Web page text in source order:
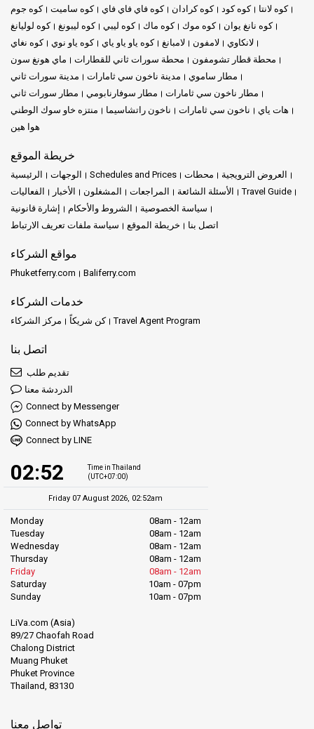
كوه جوم
كوه ساميت كوه فاي فاي فاي كوه كرادان كوه كود
كوه لانتا
كوه لوليانغ
كوه ليبونغ كوه ليبي كوه ماك كوه موك
كوه نانغ يوان
كوه نغاي
كوه ياو نوي كوه ياو ياو ياي لامبانغ لامفون
لانكاوي
ماي هونغ سون
محطة سورات ثاني للقطارات
محطة قطار تشومفون
مدينة سورات ثاني
مدينة ناخون سي ثامارات
مطار ساموي
مطار سورات ثاني
مطار سوفارنابومي
مطار ناخون سي ثامارات
منتزه خاو سوك الوطني
ناخون راتشاسيما ناخون سي ثامارات
هات ياي
هوا هين
خريطة الموقع
الرئيسية الوجهات Schedules and Prices محطات
العروض الترويجية
الفعاليات
الأخبار المشغلون المراجعات الأسئلة الشائعة
Travel Guide
إشارة قانونية
الشروط والأحكام
سياسة الخصوصية
سياسة ملفات تعريف الارتباط
خريطة الموقع اتصل بنا
مواقع الشركاء
Phuketferry.com Baliferry.com
خدمات الشركاء
مركز الشركاء كن شريكاً Travel Agent Program
اتصل بنا
تقديم طلب
الدردشة معنا
Connect by Messenger
Connect by WhatsApp
Connect by LINE
02:52
Time in Thailand
(UTC+07:00)
Friday 07 August 2026, 02:52am
Monday
08am - 12am
Tuesday
08am - 12am
Wednesday
08am - 12am
Thursday
08am - 12am
Friday
08am - 12am
Saturday
10am - 07pm
Sunday
10am - 07pm
LiVa.com (Asia)
89/27 Chaofah Road
Chalong District
Muang Phuket
Phuket Province
Thailand, 83130
تواصل معنا